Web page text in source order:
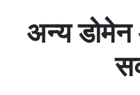
अन्य